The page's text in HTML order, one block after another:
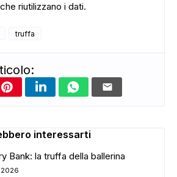
riutilizzano i dati.
truffa
interessarti
Bank: la truffa della ballerina
2026